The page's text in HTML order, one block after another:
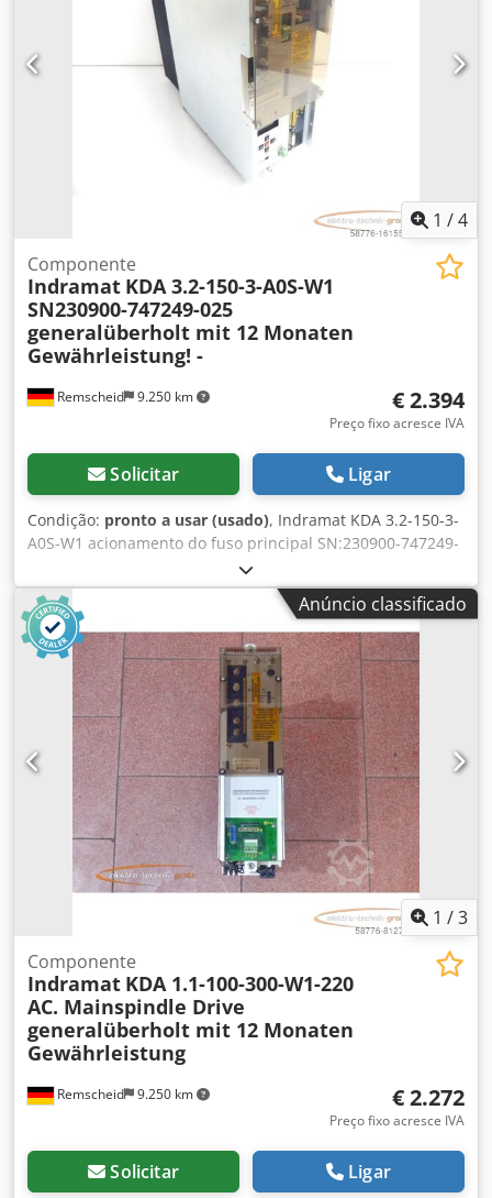
1 /4
Remscheid 9.250 km
Componente
Indramat KDA 3.2-150-3-A0S-W1
SN230900-747249-025
generalüberholt mit 12 Monaten
Gewährleistung! -
€ 2.394
Preço fixo acresce IVA
Solicitar Ligar
Condição: pronto a usar (usado), Indramat KDA 3.2-150-3-
A0S-W1 acionamento do fuso principal SN:230900-747249-
025, totalmente revisado e testado de forma profissional,
com garantia de 12 meses, 100% funcional, entrega
conforme ilustrada nas fotos. Para este item não se
aplicam os descontos de venda acordados. Por favor,
solicite o preço separadamente. Dodpetqa Urefx Amgokr
Anúncio classificado
1 /3
Remscheid 9.250 km
Componente
Indramat KDA 1.1-100-300-W1-220
AC. Mainspindle Drive
generalüberholt mit 12 Monaten
Gewährleistung
€ 2.272
Preço fixo acresce IVA
Solicitar Ligar